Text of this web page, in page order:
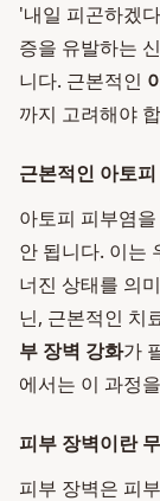
'내일 피곤하겠
증을 유발하는
니다. 근본적인
까지 고려해야
근본적인 아토
아토피 피부염
안 됩니다. 이는
너진 상태를 의
닌, 근본적인 치
부 장벽 강화가
에서는 이 과정
피부 장벽이란
피부 장벽은 피